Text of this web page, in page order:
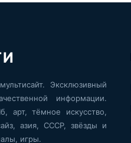
Эксклюзивный
информации.
арт, тёмное искусство,
азия, СССР, звёзды и
игры.